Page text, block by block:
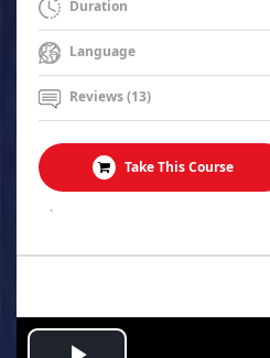
Duration
Language
Reviews (13)
Take This Course
.